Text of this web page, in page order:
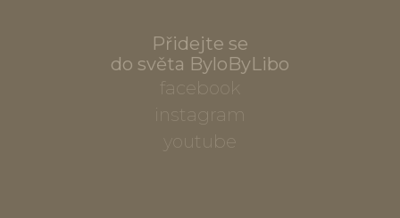
Přidejte se
do světa ByloByLibo
facebook
instagram
youtube